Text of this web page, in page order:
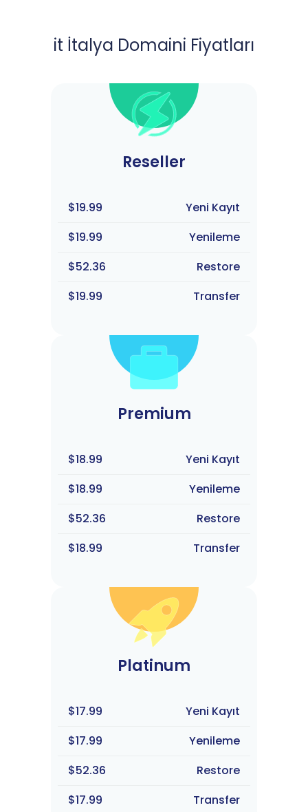
it İtalya Domaini Fiyatları
Reseller
$19.99
Yeni Kayıt
$19.99
Yenileme
$52.36
Restore
$19.99
Transfer
Premium
$18.99
Yeni Kayıt
$18.99
Yenileme
$52.36
Restore
$18.99
Transfer
Platinum
$17.99
Yeni Kayıt
$17.99
Yenileme
$52.36
Restore
$17.99
Transfer